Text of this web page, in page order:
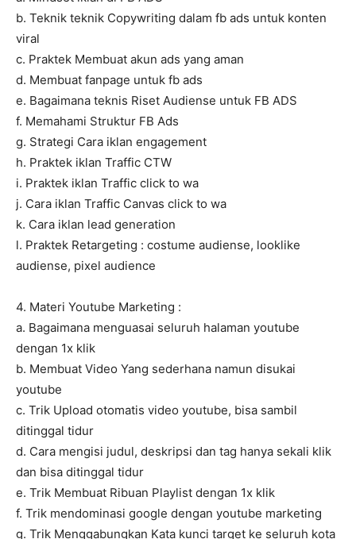
b. Teknik teknik Copywriting dalam fb ads untuk konten
viral
c. Praktek Membuat akun ads yang aman
d. Membuat fanpage untuk fb ads
e. Bagaimana teknis Riset Audiense untuk FB ADS
f. Memahami Struktur FB Ads
g. Strategi Cara iklan engagement
h. Praktek iklan Traffic CTW
i. Praktek iklan Traffic click to wa
j. Cara iklan Traffic Canvas click to wa
k. Cara iklan lead generation
l. Praktek Retargeting : costume audiense, looklike
audiense, pixel audience
4. Materi Youtube Marketing :
a. Bagaimana menguasai seluruh halaman youtube
dengan 1x klik
b. Membuat Video Yang sederhana namun disukai
youtube
c. Trik Upload otomatis video youtube, bisa sambil
ditinggal tidur
d. Cara mengisi judul, deskripsi dan tag hanya sekali klik
dan bisa ditinggal tidur
e. Trik Membuat Ribuan Playlist dengan 1x klik
f. Trik mendominasi google dengan youtube marketing
g. Trik Menggabungkan Kata kunci target ke seluruh kota